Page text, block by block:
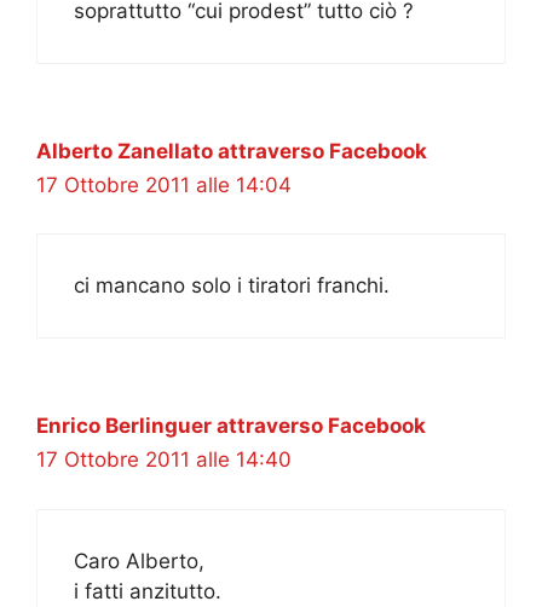
soprattutto “cui prodest” tutto ciò ?
Alberto Zanellato attraverso Facebook
17 Ottobre 2011 alle 14:04
ci mancano solo i tiratori franchi.
Enrico Berlinguer attraverso Facebook
17 Ottobre 2011 alle 14:40
Caro Alberto,
i fatti anzitutto.